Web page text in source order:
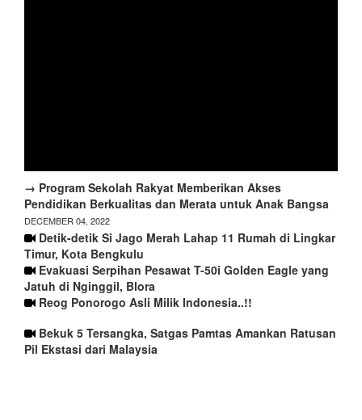
→ Program Sekolah Rakyat Memberikan Akses
Pendidikan Berkualitas dan Merata untuk Anak Bangsa
DECEMBER 04, 2022
Detik-detik Si Jago Merah Lahap 11 Rumah di Lingkar
Timur, Kota Bengkulu
Evakuasi Serpihan Pesawat T-50i Golden Eagle yang
Jatuh di Nginggil, Blora
Reog Ponorogo Asli Milik Indonesia..!!
Bekuk 5 Tersangka, Satgas Pamtas Amankan Ratusan
Pil Ekstasi dari Malaysia